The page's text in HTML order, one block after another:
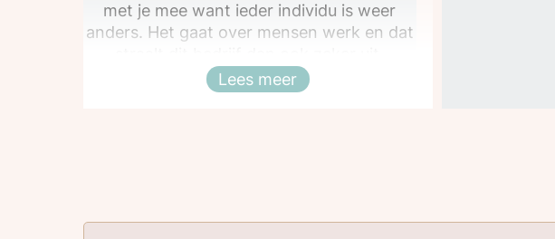
met je mee want ieder individu is weer
anders. Het gaat over mensen werk en dat
Professionaliteit met een persoonlijke
touch!
Sluiten
Lees meer